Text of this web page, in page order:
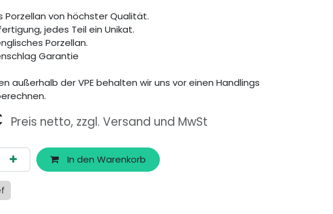
Porzellan von höchster Qualität.
jedes Teil ein Unikat.
Porzellan.
Garantie
außerhalb der VPE behalten wir uns vor einen Handlings
Preis netto, zzgl. Versand und MwSt
In den Warenkorb